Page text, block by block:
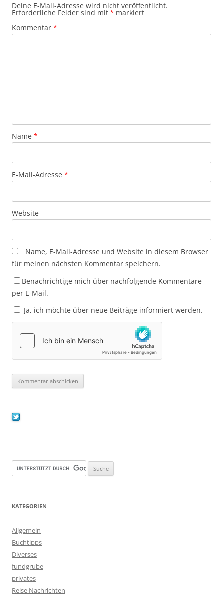
Deine E-Mail-Adresse wird nicht veröffentlicht.
Erforderliche Felder sind mit * markiert
Kommentar *
Name *
E-Mail-Adresse *
Website
Name, E-Mail-Adresse und Website in diesem Browser
für meinen nächsten Kommentar speichern.
Benachrichtige mich über nachfolgende Kommentare
per E-Mail.
Ja, ich möchte über neue Beiträge informiert werden.
KATEGORIEN
Allgemein
Buchtipps
Diverses
fundgrube
privates
Reise Nachrichten